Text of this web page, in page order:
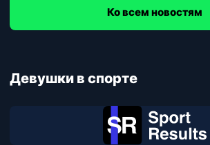
Ко всем новостям
Девушки в спорте